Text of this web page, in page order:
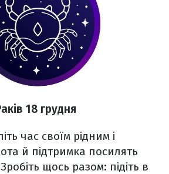
18 грудня
час своїм рідним і
й підтримка посилять
щось разом: підіть в